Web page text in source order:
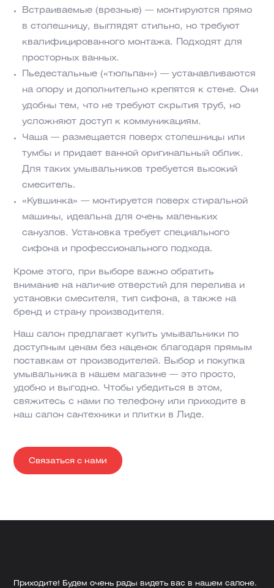
Встраиваемые (врезные) — монтируются прямо
в столешницу, выглядят стильно, но требуют
квалифицированного монтажа. Подходят для
просторных ванных.
Пьедестальные («тюльпан») — устанавливаются
на опору и дополнительно крепятся к стене. Они
удобны тем, что не требуют скрытия труб, но
усложняют доступ к коммуникациям.
Чаша — размещается поверх столешницы или
тумбы и придает ванной оригинальный облик.
Для таких умывальников требуется высокий
смеситель.
«Кувшинка» — монтируется поверх стиральной
машины, идеальна для очень маленьких
санузлов. Установка требует специального
сифона и профессионального подхода.
Кроме этого, при выборе важно обратить
внимание на наличие отверстий для перелива и
установки смесителя, тип сифона, а также на
бренд и страну производителя.
Наш салон предлагает купить умывальники по
доступным ценам без наценок благодаря прямым
поставкам от производителей. Выбор и покупка
умывальника в нашем магазине — это просто,
удобно и выгодно. Чтобы убедиться в этом,
свяжитесь с нами по телефону или приходите в
наш салон сантехники и плитки в Лиде.
Связаться с нами
Приходите! Будем очень рады видеть вас в нашем салоне.